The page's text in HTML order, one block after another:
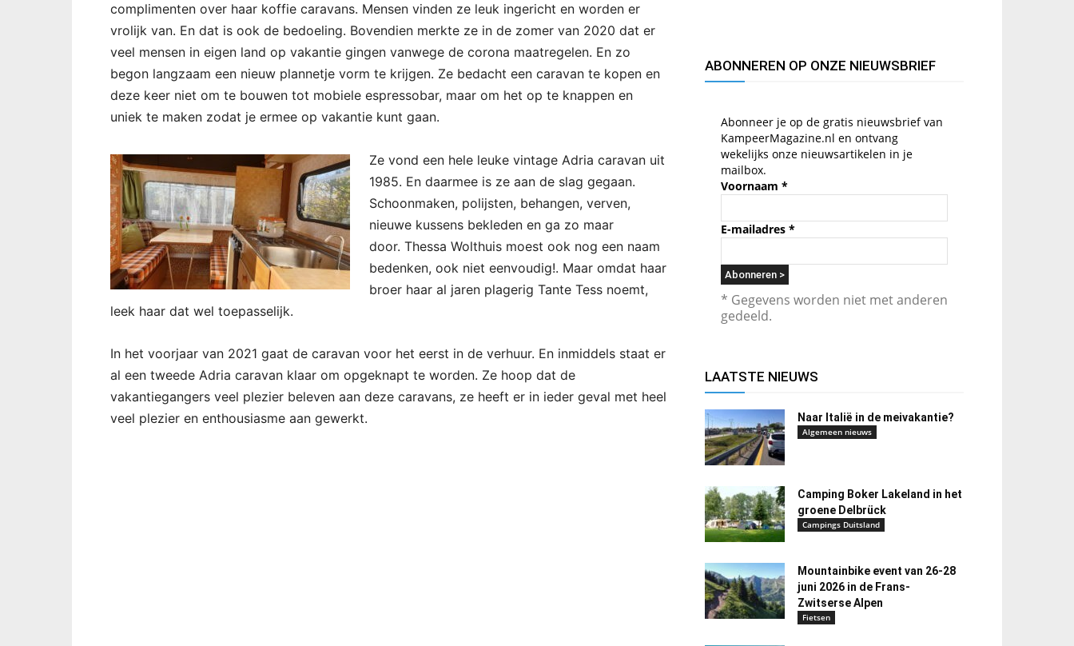
complimenten over haar koffie caravans. Mensen vinden ze leuk ingericht en worden er
vrolijk van. En dat is ook de bedoeling. Bovendien merkte ze in de zomer van 2020 dat er
veel mensen in eigen land op vakantie gingen vanwege de corona maatregelen. En zo
begon langzaam een nieuw plannetje vorm te krijgen. Ze bedacht een caravan te kopen en
deze keer niet om te bouwen tot mobiele espressobar, maar om het op te knappen en
uniek te maken zodat je ermee op vakantie kunt gaan.
Ze vond een hele leuke vintage Adria caravan uit
1985. En daarmee is ze aan de slag gegaan.
Schoonmaken, polijsten, behangen, verven,
nieuwe kussens bekleden en ga zo maar
door. Thessa Wolthuis moest ook nog een naam
bedenken, ook niet eenvoudig!. Maar omdat haar
broer haar al jaren plagerig Tante Tess noemt,
leek haar dat wel toepasselijk.
In het voorjaar van 2021 gaat de caravan voor het eerst in de verhuur. En inmiddels staat er
al een tweede Adria caravan klaar om opgeknapt te worden. Ze hoop dat de
vakantiegangers veel plezier beleven aan deze caravans, ze heeft er in ieder geval met heel
veel plezier en enthousiasme aan gewerkt.
ABONNEREN OP ONZE NIEUWSBRIEF
Abonneer je op de gratis nieuwsbrief van
KampeerMagazine.nl en ontvang
wekelijks onze nieuwsartikelen in je
mailbox.
Voornaam *
E-mailadres *
* Gegevens worden niet met anderen
gedeeld.
LAATSTE NIEUWS
Naar Italië in de meivakantie?
Algemeen nieuws
Camping Boker Lakeland in het
groene Delbrück
Campings Duitsland
Mountainbike event van 26-28
juni 2026 in de Frans-
Zwitserse Alpen
Fietsen